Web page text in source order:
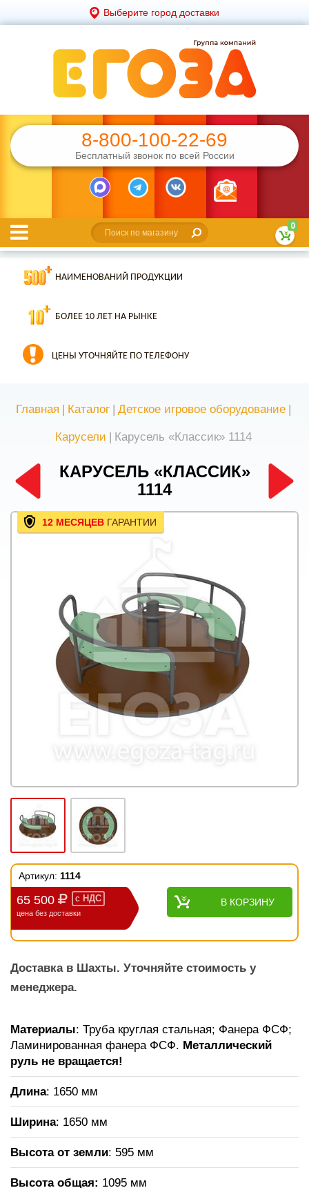
Выберите город доставки
8-800-100-22-69
Бесплатный звонок по всей России
0
НАИМЕНОВАНИЙ ПРОДУКЦИИ
БОЛЕЕ 10 ЛЕТ НА РЫНКЕ
ЦЕНЫ УТОЧНЯЙТЕ ПО ТЕЛЕФОНУ
Главная | Каталог | Детское игровое оборудование |
Карусели | Карусель «Классик» 1114
КАРУСЕЛЬ «КЛАССИК»
1114
12 МЕСЯЦЕВ ГАРАНТИИ
Артикул: 1114
65 500 с НДС
цена без доставки
В КОРЗИНУ
Доставка в Шахты. Уточняйте стоимость у
менеджера.
Материалы: Труба круглая стальная; Фанера ФСФ;
Ламинированная фанера ФСФ. Металлический
руль не вращается!
Длина: 1650 мм
Ширина: 1650 мм
Высота от земли: 595 мм
Высота общая: 1095 мм